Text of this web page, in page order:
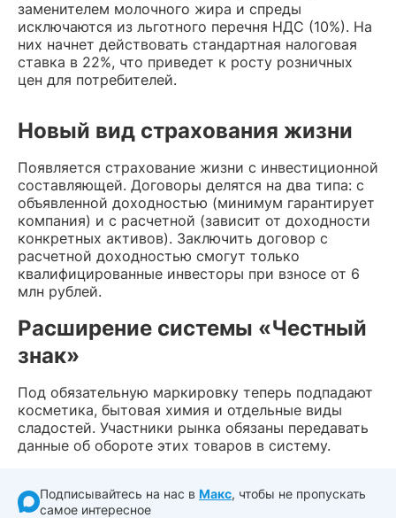
заменителем молочного жира и спреды
исключаются из льготного перечня НДС (10%). На
них начнет действовать стандартная налоговая
ставка в 22%, что приведет к росту розничных
цен для потребителей.
Новый вид страхования жизни
Появляется страхование жизни с инвестиционной
составляющей. Договоры делятся на два типа: с
объявленной доходностью (минимум гарантирует
компания) и с расчетной (зависит от доходности
конкретных активов). Заключить договор с
расчетной доходностью смогут только
квалифицированные инвесторы при взносе от 6
млн рублей.
Расширение системы «Честный
знак»
Под обязательную маркировку теперь подпадают
косметика, бытовая химия и отдельные виды
сладостей. Участники рынка обязаны передавать
данные об обороте этих товаров в систему.
Подписывайтесь на нас в Макс, чтобы не пропускать
самое интересное